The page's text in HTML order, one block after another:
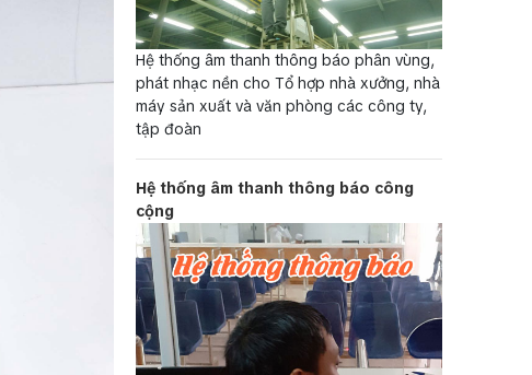
Hệ thống âm thanh thông báo phân vùng,
phát nhạc nền cho Tổ hợp nhà xưởng, nhà
máy sản xuất và văn phòng các công ty,
tập đoàn
Hệ thống âm thanh thông báo công
cộng